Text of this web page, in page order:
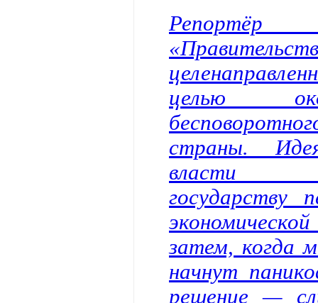
целью
страны.
власти
государству
затем, когда
начнут
решение —